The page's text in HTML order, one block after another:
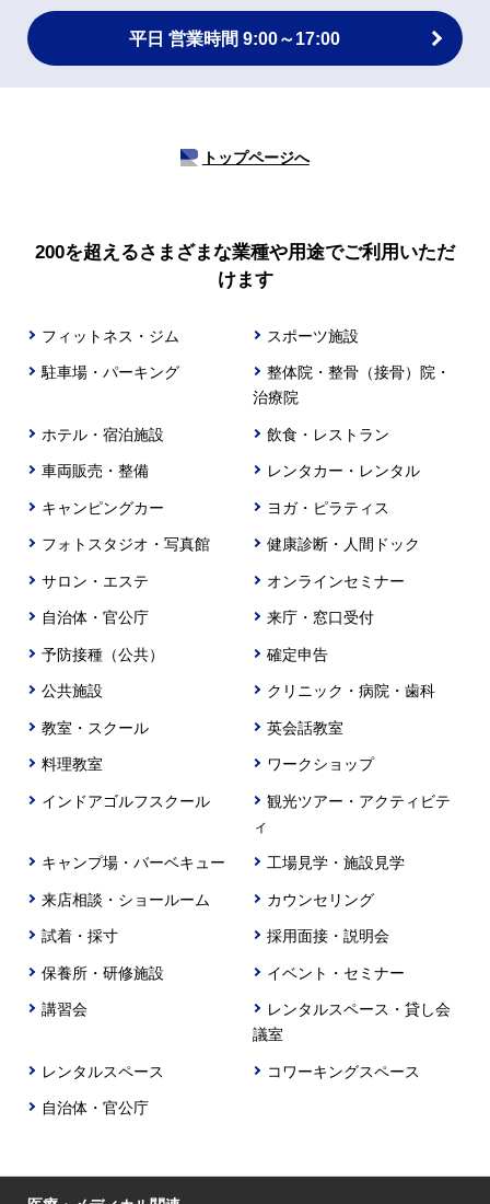
平日 営業時間 9:00～17:00
トップページへ
200を超えるさまざまな業種や用途でご利用いただ
けます
フィットネス・ジム スポーツ施設
駐車場・パーキング
整体院・整骨（接骨）院・
治療院
ホテル・宿泊施設 飲食・レストラン
車両販売・整備 レンタカー・レンタル
キャンピングカー ヨガ・ピラティス
フォトスタジオ・写真館 健康診断・人間ドック
サロン・エステ オンラインセミナー
自治体・官公庁 来庁・窓口受付
予防接種（公共） 確定申告
公共施設 クリニック・病院・歯科
教室・スクール 英会話教室
料理教室 ワークショップ
インドアゴルフスクール
観光ツアー・アクティビテ
ィ
キャンプ場・バーベキュー 工場見学・施設見学
来店相談・ショールーム カウンセリング
試着・採寸 採用面接・説明会
保養所・研修施設 イベント・セミナー
講習会
レンタルスペース・貸し会
議室
レンタルスペース コワーキングスペース
自治体・官公庁